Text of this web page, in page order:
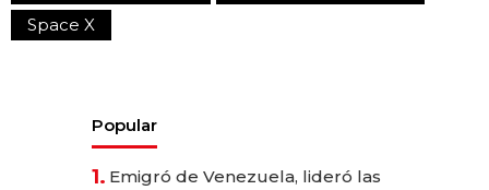
Space X
Popular
1. Emigró de Venezuela, lideró las